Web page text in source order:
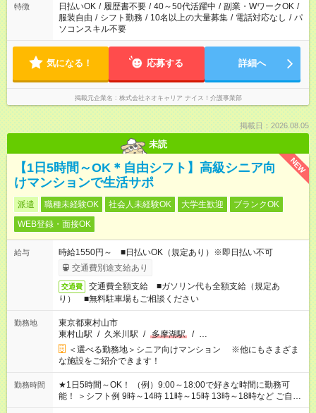
特徴 日払いOK / 履歴書不要 / 40～50代活躍中 / 副業・WワークOK /
服装自由 / シフト勤務 / 10名以上の大量募集 / 電話対応なし / パ
ソコンスキル不要
気になる！ 応募する 詳細へ
掲載元企業名 株式会社ネオキャリア ナイス！介護事業部
掲載日：2026.08.05
未読
NEW
【1日5時間～OK＊自由シフト】高級シニア向
けマンションで生活サポ
派遣 職種未経験OK 社会人未経験OK 大学生歓迎
ブランクOK
WEB登録・面接OK
給与
時給1550円～ ■日払いOK（規定あり）※即日払い不可
交通費別途支給あり
交通費
交通費全額支給 ■ガソリン代も全額支給（規定あ
り） ■無料駐車場もご相談ください
勤務地
東京都東村山市
東村山駅 / 久米川駅 / 多摩湖駅 / …
＜選べる勤務地＞シニア向けマンション ※他にもさまざま
な施設をご紹介できます！
勤務時間
★1日5時間～OK！ （例）9:00～18:00で好きな時間に勤務可
能！ ＞シフト例 9時～14時 11時～15時 13時～18時など ご自身
のご都合に合わせて勤務時間をご相談ください！ ★家庭の都合